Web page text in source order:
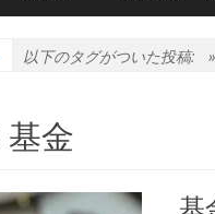
以下のタグがついた投稿: »
基金